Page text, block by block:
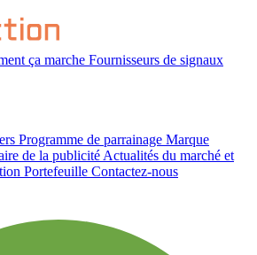
ça marche Fournisseurs de signaux
Programme de parrainage Marque
de la publicité Actualités du marché et
Portefeuille Contactez-nous